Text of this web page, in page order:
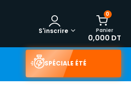
0
Panier
0,000 DT
S'inscrire
SPÉCIALE ÉTÉ